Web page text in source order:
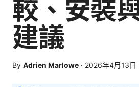
較、安裝
建議
By Adrien Marlowe · 2026年4月13日